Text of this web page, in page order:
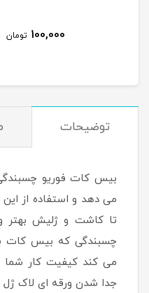
100,000 تومان
توضیحات
بیس کات فوریو
می دهد و استفاده از
تا کاشت و ژلیش بهتر و
چسبندگی که بیس کات
می کند کیفیت کار شما
جدا شدن ورقه ای لاک ژل